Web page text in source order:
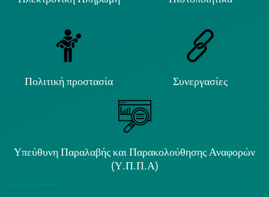
Πολιτική προστασία Συνεργασίες
Υπεύθυνη Παραλαβής και Παρακολούθησης Αναφορών
(Υ.Π.Π.Α)